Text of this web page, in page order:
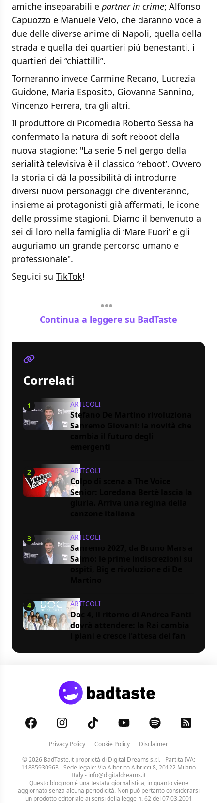
amiche inseparabili e partner in crime; Alfonso
Capuozzo e Manuele Velo, che daranno voce a
due delle diverse anime di Napoli, quella della
strada e quella dei quartieri più benestanti, i
quartieri dei “chiattilli”.
Torneranno invece Carmine Recano, Lucrezia
Guidone, Maria Esposito, Giovanna Sannino,
Vincenzo Ferrera, tra gli altri.
Il produttore di Picomedia Roberto Sessa ha
confermato la natura di soft reboot della
nuova stagione: "La serie 5 nel gergo della
serialità televisiva è il classico ‘reboot’. Ovvero
la storia ci dà la possibilità di introdurre
diversi nuovi personaggi che diventeranno,
insieme ai protagonisti già affermati, le icone
delle prossime stagioni. Diamo il benvenuto a
sei di loro nella famiglia di ‘Mare Fuori’ e gli
auguriamo un grande percorso umano e
professionale".
Seguici su TikTok!
Continua a leggere su BadTaste
Correlati
1 ARTICOLI
Stefano De Martino rivoluziona
Sanremo Giovani: la novità che
2 ARTICOLI
Colpo di scena a The Voice
Senior: Loredana Bertè lascia la
3 ARTICOLI
Sanremo 2027, da Bruno Mars a
Salmo: le prime indiscrezioni su
4 ARTICOLI
Doc 4, il ritorno di Andrea Fanti
dovrà attendere: la Rai cambia
Privacy Policy Cookie Policy
Disclaimer
© 2026 BadTaste.it proprietà di Digital Dreams s.r.l.- Partita IVA:
11885930963 - Sede legale: Via Alberico Albricci 8, 20122 Milano
Italy - info@digitaldreams.it
Questo blog non è una testata giornalistica, in quanto viene
aggiornato senza alcuna periodicità. Non può pertanto considerarsi
un prodotto editoriale ai sensi della legge n. 62 del 07.03.2001